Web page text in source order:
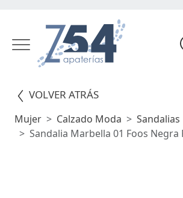
VOLVER ATRÁS
Mujer Calzado Moda
Sandalias
Sandalia Marbella 01 Foos